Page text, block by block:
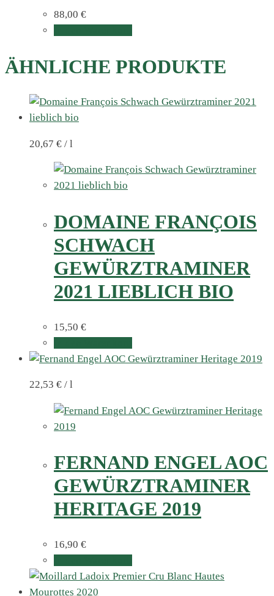
88,00 €
ÄHNLICHE PRODUKTE
20,67 € / l
DOMAINE FRANÇOIS
SCHWACH
GEWÜRZTRAMINER
2021 LIEBLICH BIO
15,50 €
22,53 € / l
FERNAND ENGEL AOC
GEWÜRZTRAMINER
HERITAGE 2019
16,90 €